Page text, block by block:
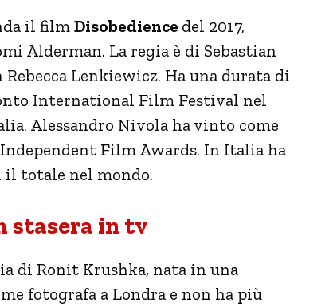
il film Disobedience del 2017,
Alderman. La regia è di Sebastian
Lenkiewicz. Ha una durata di
International Film Festival nel
Alessandro Nivola ha vinto come
Film Awards. In Italia ha
il totale nel mondo.
stasera in tv
di Ronit Krushka, nata in una
fotografa a Londra e non ha più